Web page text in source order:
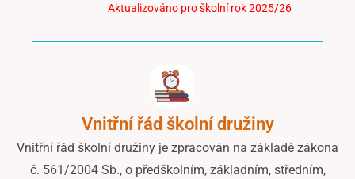
Aktualizováno pro školní rok 2025/26
Vnitřní řád školní družiny
Vnitřní řád školní družiny je zpracován na základě zákona
č. 561/2004 Sb., o předškolním, základním, středním,